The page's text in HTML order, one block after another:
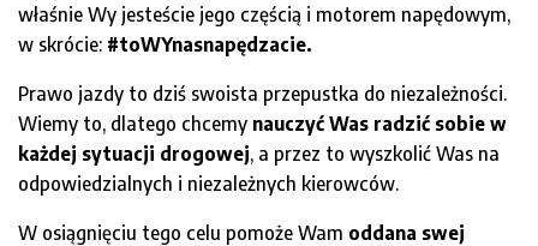
właśnie Wy jesteście jego częścią i motorem napędowym,
w skrócie: #toWYnasnapędzacie.
Prawo jazdy to dziś swoista przepustka do niezależności.
Wiemy to, dlatego chcemy nauczyć Was radzić sobie w
każdej sytuacji drogowej, a przez to wyszkolić Was na
odpowiedzialnych i niezależnych kierowców.
W osiągnięciu tego celu pomoże Wam oddana swej